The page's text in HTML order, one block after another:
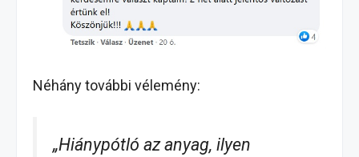
Néhány további vélemény:
„Hiánypótló az anyag, ilyen